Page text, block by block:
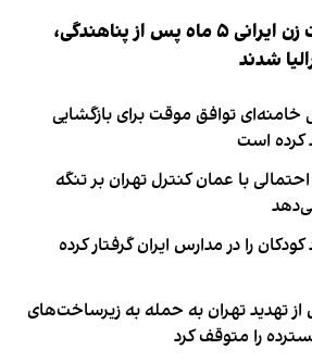
دو فوتبالیست زن ایرانی ۵ ماه پس از پناهندگی،
شدند
توافق موقت برای بازگشایی
کرده است
با عمان کنترل تهران بر تنگه
را در مدارس ایران گرفتار کرده
از تهدید تهران به حمله به زیرساخت‌های
را متوقف کرد